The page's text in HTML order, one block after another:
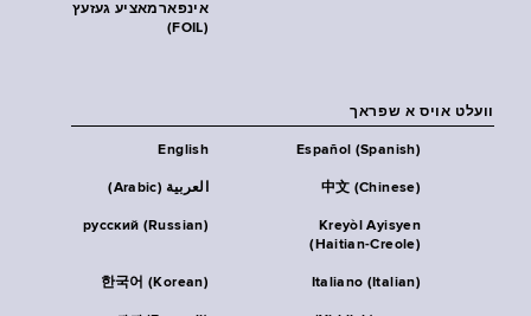
אינפארמאציע געזעץ
(FOIL)
וועלט אויס א שפראך
English Español (Spanish)
العربية (Arabic) 中文 (Chinese)
русский (Russian)
Kreyòl Ayisyen
(Haitian-Creole)
한국어 (Korean) Italiano (Italian)